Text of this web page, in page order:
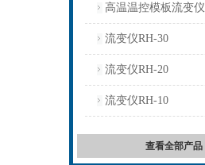
高温温控模板流变仪
流变仪RH-30
流变仪RH-20
流变仪RH-10
查看全部产品